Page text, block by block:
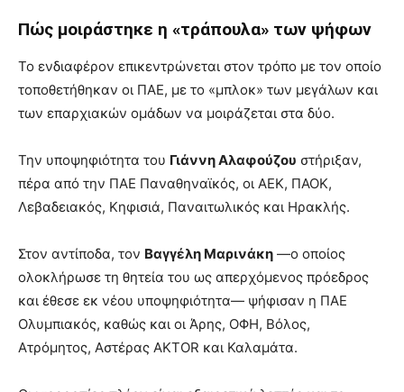
Πώς μοιράστηκε η «τράπουλα» των ψήφων
Το ενδιαφέρον επικεντρώνεται στον τρόπο με τον οποίο
τοποθετήθηκαν οι ΠΑΕ, με το «μπλοκ» των μεγάλων και
των επαρχιακών ομάδων να μοιράζεται στα δύο.
Την υποψηφιότητα του Γιάννη Αλαφούζου στήριξαν,
πέρα από την ΠΑΕ Παναθηναϊκός, οι ΑΕΚ, ΠΑΟΚ,
Λεβαδειακός, Κηφισιά, Παναιτωλικός και Ηρακλής.
Στον αντίποδα, τον Βαγγέλη Μαρινάκη —ο οποίος
ολοκλήρωσε τη θητεία του ως απερχόμενος πρόεδρος
και έθεσε εκ νέου υποψηφιότητα— ψήφισαν η ΠΑΕ
Ολυμπιακός, καθώς και οι Άρης, ΟΦΗ, Βόλος,
Ατρόμητος, Αστέρας AKTOR και Καλαμάτα.